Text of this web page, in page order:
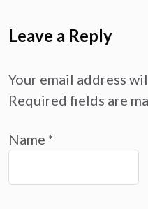
Leave a Reply
Your email address
Required fields are
Name *